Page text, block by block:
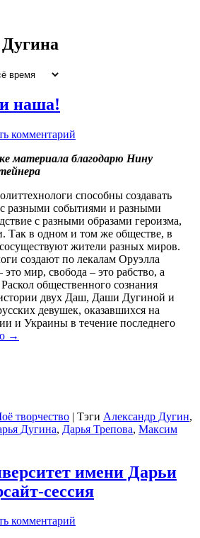
наша!
комментарий
Даши:
наша!
материала благодарю Нину
способны создавать
разными событиями и разными
с разными образами героизма,
Так в одном и том же обществе, в
жители разных миров.
создают по лекалам Оруэлла
мир, свобода – это рабство, а
общественного сознания
двух Даш, Даши Дугиной и
девушек, оказавшихся на
и Украины в течение последнего
→
творчество | Тэги Александр Дугин,
Дугина, Дарья Трепова, Максим
имени Дарьи
сессия
комментарий